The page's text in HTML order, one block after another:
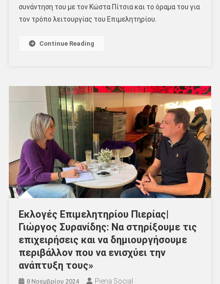
συνάντηση του με τον Κώστα Πίτσια και το όραμα του για
τον τρόπο λειτουργίας του Επιμελητηρίου.
Continue Reading
Εκλογές Επιμελητηρίου Πιερίας|
Γιώργος Συρανίδης: Να στηρίξουμε τις
επιχειρήσεις και να δημιουργήσουμε
περιβάλλον που να ενισχύει την
ανάπτυξη τους»
8 Νοεμβρίου 2024 Pieria Social